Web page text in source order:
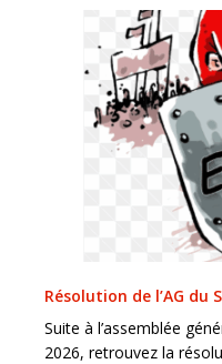
Résolution de l’AG du
Suite à l’assemblée
2026, retrouvez la